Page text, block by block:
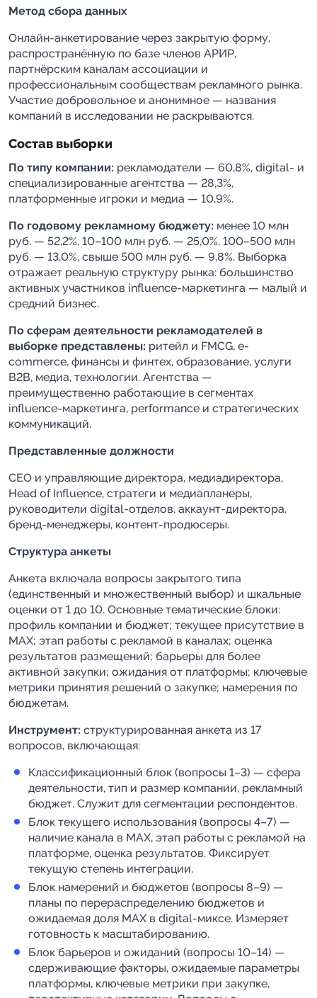
Метод сбора данных
Онлайн-анкетирование через закрытую форму,
распространённую по базе членов АРИР,
партнёрским каналам ассоциации и
профессиональным сообществам рекламного рынка.
Участие добровольное и анонимное — названия
компаний в исследовании не раскрываются.
Состав выборки
По типу компании: рекламодатели — 60,8%, digital- и
специализированные агентства — 28,3%,
платформенные игроки и медиа — 10,9%.
По годовому рекламному бюджету: менее 10 млн
руб. — 52,2%, 10–100 млн руб. — 25,0%, 100–500 млн
руб. — 13,0%, свыше 500 млн руб. — 9,8%. Выборка
отражает реальную структуру рынка: большинство
активных участников influence-маркетинга — малый и
средний бизнес.
По сферам деятельности рекламодателей в
выборке представлены: ритейл и FMCG, e-
commerce, финансы и финтех, образование, услуги
B2B, медиа, технологии. Агентства —
преимущественно работающие в сегментах
influence-маркетинга, performance и стратегических
коммуникаций.
Представленные должности
CEO и управляющие директора, медиадиректора,
Head of Influence, стратеги и медиапланеры,
руководители digital-отделов, аккаунт-директора,
бренд-менеджеры, контент-продюсеры.
Структура анкеты
Анкета включала вопросы закрытого типа
(единственный и множественный выбор) и шкальные
оценки от 1 до 10. Основные тематические блоки:
профиль компании и бюджет; текущее присутствие в
MAX; этап работы с рекламой в каналах; оценка
результатов размещений; барьеры для более
активной закупки; ожидания от платформы; ключевые
метрики принятия решений о закупке; намерения по
бюджетам.
Инструмент: структурированная анкета из 17
вопросов, включающая:
Классификационный блок (вопросы 1–3) — сфера
деятельности, тип и размер компании, рекламный
бюджет. Служит для сегментации респондентов.
Блок текущего использования (вопросы 4–7) —
наличие канала в MAX, этап работы с рекламой на
платформе, оценка результатов. Фиксирует
текущую степень интеграции.
Блок намерений и бюджетов (вопросы 8–9) —
планы по перераспределению бюджетов и
ожидаемая доля MAX в digital-миксе. Измеряет
готовность к масштабированию.
Блок барьеров и ожиданий (вопросы 10–14) —
сдерживающие факторы, ожидаемые параметры
платформы, ключевые метрики при закупке,